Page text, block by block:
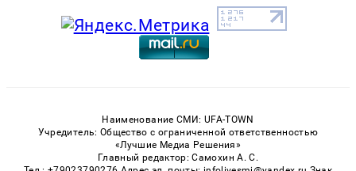
Наименование СМИ: UFA-TOWN
Учредитель: Общество с ограниченной ответственностью
«Лучшие Медиа Решения»
Главный редактор: Самохин А. С.